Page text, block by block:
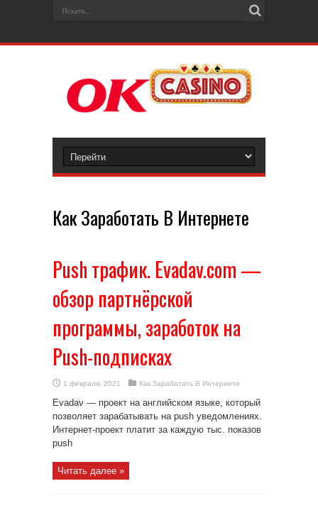
Как Заработать В Интернете
Push трафик. Evadav.com —
обзор партнёрской
программы, заработок на
Push-подписках
1 февраля, 2021 Как Заработать В Интернете
Evadav — проект на английском языке, который
позволяет зарабатывать на push уведомлениях.
Интернет-проект платит за каждую тыс. показов
push
Читать далее »